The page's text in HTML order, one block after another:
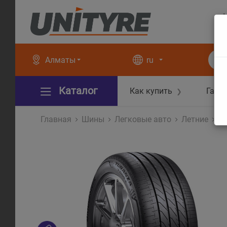
Алматы ru
Каталог Как купить ❯
Главная Шины Легковые авто Летние